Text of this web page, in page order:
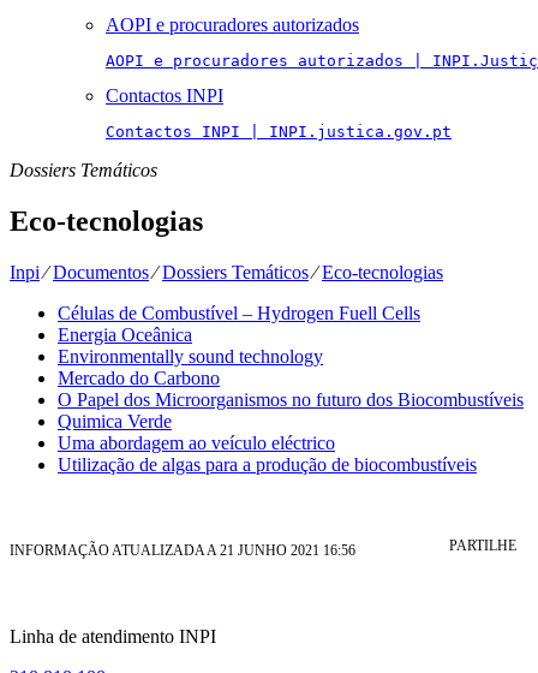
AOPI e procuradores autorizados
AOPI e procuradores autorizados |
Contactos INPI
Contactos INPI | INPI.justica.gov.pt
Dossiers Temáticos
Eco-tecnologias
Inpi⁄Documentos⁄Dossiers Temáticos⁄Eco-tecnologias
Células de Combustível – Hydrogen Fuell Cells
Energia Oceânica
Environmentally sound technology
Mercado do Carbono
O Papel dos Microorganismos no futuro dos Biocombustíveis
Quimica Verde
Uma abordagem ao veículo eléctrico
Utilização de algas para a produção de biocombustíveis
INFORMAÇÃO ATUALIZADA A 21 JUNHO 2021 16:56 PARTILHE
Linha de atendimento INPI